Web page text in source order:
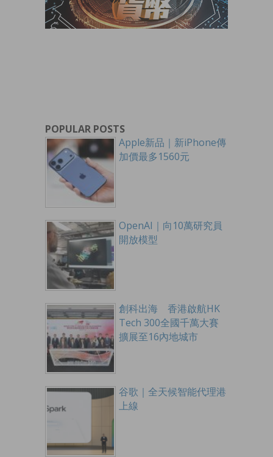
POPULAR POSTS
Apple新品｜新iPhone傳
加價最多1560元
OpenAI｜向10萬研究員
開放模型
創科出海 香港啟航HK
Tech 300全國千萬大賽
擴展至16內地城市
谷歌｜全天候智能代理港
上線